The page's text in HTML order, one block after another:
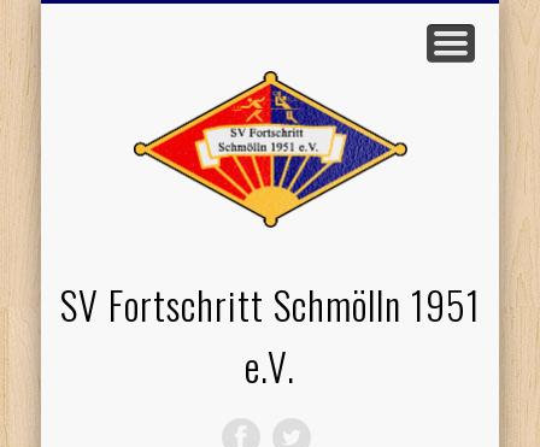
SV Fortschritt Schmölln 1951
e.V.